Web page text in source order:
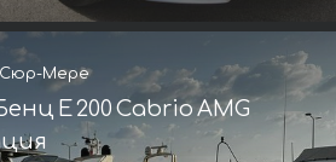
Сюр-Мере
E 200 Cabrio AMG